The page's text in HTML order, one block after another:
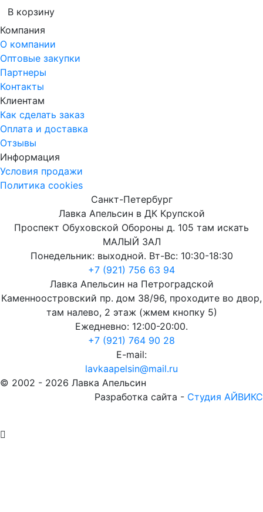
В корзину
Компания
О компании
Оптовые закупки
Партнеры
Контакты
Клиентам
Как сделать заказ
Оплата и доставка
Отзывы
Информация
Условия продажи
Политика cookies
Санкт-Петербург
Лавка Апельсин в ДК Крупской
Проспект Обуховской Обороны д. 105 там искать
МАЛЫЙ ЗАЛ
Понедельник: выходной. Вт-Вс: 10:30-18:30
+7 (921) 756 63 94
Лавка Апельсин на Петроградской
Каменноостровский пр. дом 38/96, проходите во двор,
там налево, 2 этаж (жмем кнопку 5)
Ежедневно: 12:00-20:00.
+7 (921) 764 90 28
E-mail:
lavkaapelsin@mail.ru
© 2002 - 2026 Лавка Апельсин
Разработка сайта - Студия АЙВИКС